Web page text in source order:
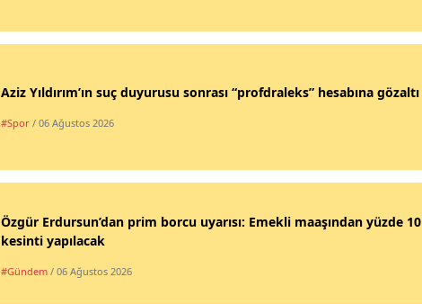
Aziz Yıldırım’ın suç duyurusu sonrası “profdraleks” hesabına gözaltı
#Spor / 06 Ağustos 2026
Özgür Erdursun’dan prim borcu uyarısı: Emekli maaşından yüzde 10
kesinti yapılacak
#Gündem / 06 Ağustos 2026